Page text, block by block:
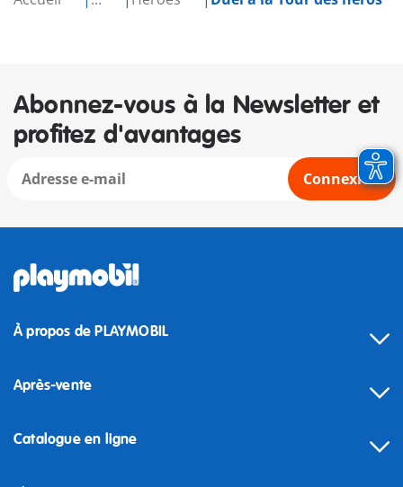
Abonnez-vous à la Newsletter et
profitez d'avantages
Connexion
À propos de PLAYMOBIL
Après-vente
Catalogue en ligne